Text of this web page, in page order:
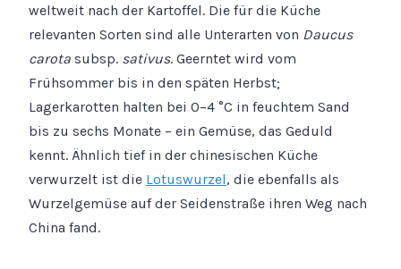
weltweit nach der Kartoffel. Die für die Küche
relevanten Sorten sind alle Unterarten von Daucus
carota subsp. sativus. Geerntet wird vom
Frühsommer bis in den späten Herbst;
Lagerkarotten halten bei 0–4 °C in feuchtem Sand
bis zu sechs Monate – ein Gemüse, das Geduld
kennt. Ähnlich tief in der chinesischen Küche
verwurzelt ist die Lotuswurzel, die ebenfalls als
Wurzelgemüse auf der Seidenstraße ihren Weg nach
China fand.